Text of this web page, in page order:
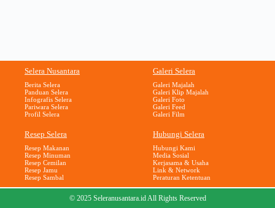
Selera Nusantara
Berita Selera
Panduan Selera
Infografis Selera
Pariwara Selera
Profil Selera
Galeri Selera
Galeri Majalah
Galeri Klip Majalah
Galeri Foto
Galeri Feed
Galeri Film
Resep Selera
Resep Makanan
Resep Minuman
Resep Cemilan
Resep Jamu
Resep Sambal
Hubungi Selera
Hubungi Kami
Media Sosial
Kerjasama & Usaha
Link & Network
Peraturan Ketentuan
© 2025 Seleranusantara.id All Rights Reserved